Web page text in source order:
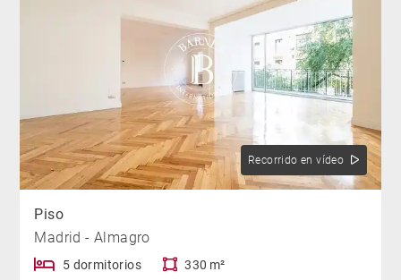
Recorrido en vídeo
Piso
Madrid - Almagro
5 dormitorios 330 m²